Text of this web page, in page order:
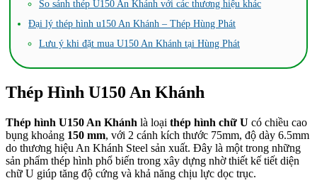
So sánh thép U150 An Khánh với các thương hiệu khác
Đại lý thép hình u150 An Khánh – Thép Hùng Phát
Lưu ý khi đặt mua U150 An Khánh tại Hùng Phát
Thép Hình U150 An Khánh
Thép hình U150 An Khánh là loại thép hình chữ U có chiều cao
bụng khoảng 150 mm, với 2 cánh kích thước 75mm, độ dày 6.5mm
do thương hiệu An Khánh Steel sản xuất. Đây là một trong những
sản phẩm thép hình phổ biến trong xây dựng nhờ thiết kế tiết diện
chữ U giúp tăng độ cứng và khả năng chịu lực dọc trục.